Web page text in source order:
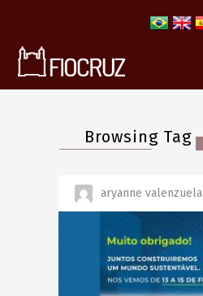
Browsing Tag
aryanne valenzuela